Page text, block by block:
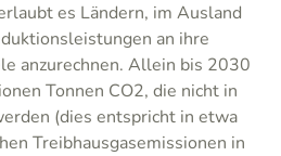
es Ländern, im Ausland
an ihre
anzurechnen. Allein bis 2030
Tonnen CO2, die nicht in
(dies entspricht in etwa
Treibhausgasemissionen in